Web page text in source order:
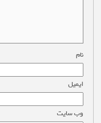
نام
ایمیل
وب‌ سایت